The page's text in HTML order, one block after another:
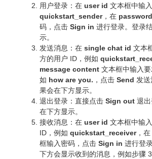
用户登录：在 user id 文本框中输
quickstart_sender，在 password
码，点击 Sign in 进行登录。登录
示。
发送消息：在 single chat id 文本
方的用户 ID，例如
message content 文本框中输入要
如 how are you. ，点击 Send 发
果会在下方显示。
退出登录：直接点击 Sign out 退
在下方显示。
接收消息：在 user id 文本框中输
ID，例如 quickstart_receiver，在
框输入密码，点击 Sign in 进行登
下方会显示收到的消息，例如步骤 3